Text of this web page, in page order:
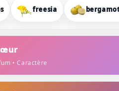
freesia
• Caractère